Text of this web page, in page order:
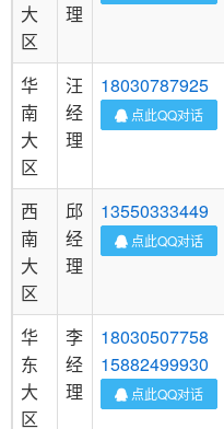
大
区
理
华
南
大
区
汪
经
理
18030787925
点此QQ对话
西
南
大
区
邱
经
理
13550333449
点此QQ对话
华
东
大
区
李
经
理
18030507758
15882499930
点此QQ对话